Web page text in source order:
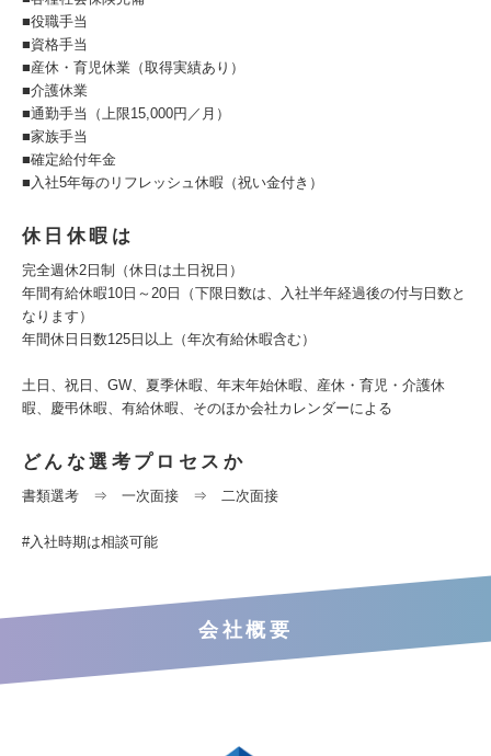
■役職手当
■資格手当
■産休・育児休業（取得実績あり）
■介護休業
■通勤手当（上限15,000円／月）
■家族手当
■確定給付年金
■入社5年毎のリフレッシュ休暇（祝い金付き）
休日休暇は
完全週休2日制（休日は土日祝日）
年間有給休暇10日～20日（下限日数は、入社半年経過後の付与日数と
なります）
年間休日日数125日以上（年次有給休暇含む）
土日、祝日、GW、夏季休暇、年末年始休暇、産休・育児・介護休
暇、慶弔休暇、有給休暇、そのほか会社カレンダーによる
どんな選考プロセスか
書類選考 ⇒ 一次面接 ⇒ 二次面接
#入社時期は相談可能
会社概要